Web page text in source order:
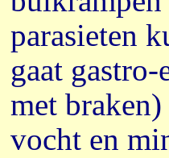
parasieten
gaat
met
vocht en